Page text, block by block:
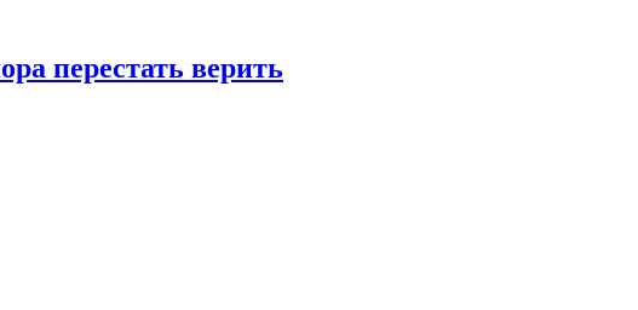
перестать верить